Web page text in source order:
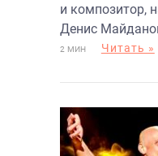
и композитор,
Денис
2 МИН Читать »